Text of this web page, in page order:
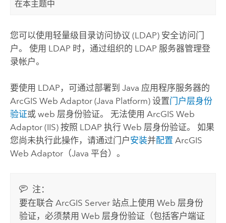
在本主题中
您可以使用轻量级目录访问协议 (LDAP) 安全访问门
户。 使用 LDAP 时，通过组织的 LDAP 服务器管理登
录帐户。
要使用 LDAP，可通过部署到 Java 应用程序服务器的
ArcGIS Web Adaptor (Java Platform)设置门户层身份
验证或 web 层身份验证。 无法使用 ArcGIS Web
Adaptor (IIS)按照 LDAP 执行 Web 层身份验证。 如果
您尚未执行此操作，请通过门户安装并配置 ArcGIS
Web Adaptor（Java 平台）。
注：
要在联合ArcGIS Server 站点上使用 Web 层身份
验证，必须禁用 Web 层身份验证（包括客户端证